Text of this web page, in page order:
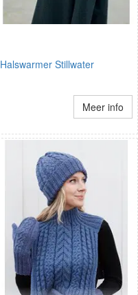
Halswarmer Stillwater
Meer info